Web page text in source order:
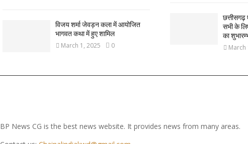
विजय शर्मा जेवड़न कला में आयोजित
भागवत कथा में हुए शामिल
March 1, 2025 0
छत्तीसगढ़
सभी के
का
March
BP News CG is the best news website. It provides news from many areas.